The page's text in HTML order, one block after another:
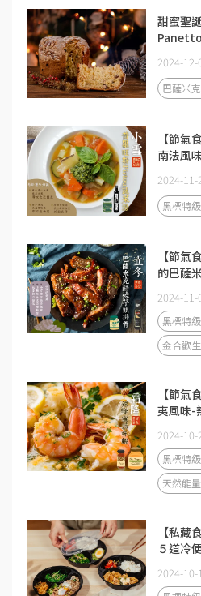
甜蜜聖
2024-12-
巴薩米
【節氣
南法風
2024-11-
黑標特
【節氣
的巴薩
2024-11-
黑標特
金合歡
【節氣
夷風味-
2024-10-
黑標特
天然能
【私藏
５道冷
2024-10-